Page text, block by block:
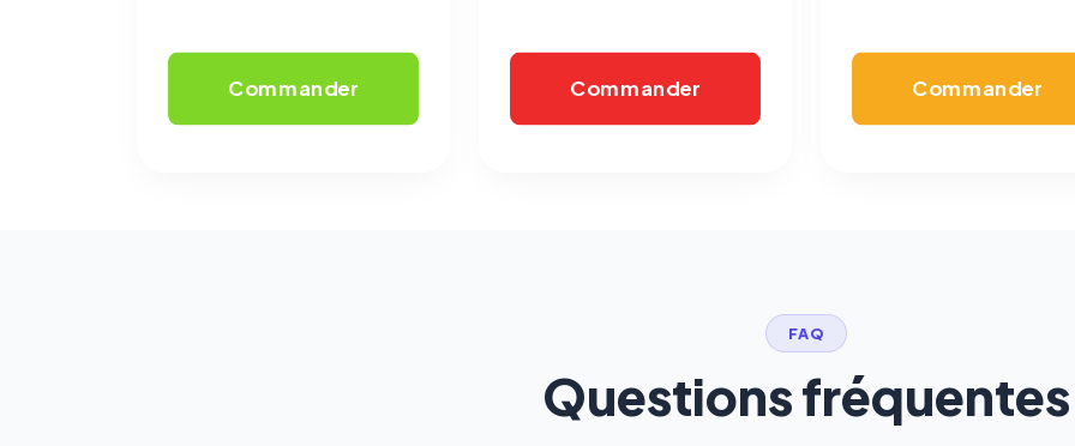
Commander Commander Commander
FAQ
Questions fréquentes